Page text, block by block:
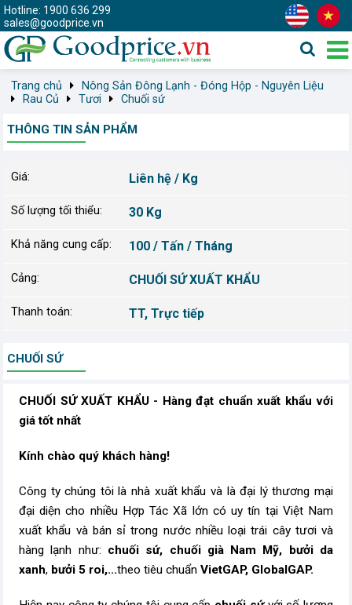
Hotline: 1900 636 299
sales@goodprice.vn
Trang chủ
Nông Sản Đông Lạnh - Đóng Hộp - Nguyên Liệu
Rau Củ
Tươi Chuối sứ
THÔNG TIN SẢN PHẨM
Giá: Liên hệ / Kg
Số lượng tối thiểu: 30 Kg
Khả năng cung cấp: 100 / Tấn / Tháng
Cảng: CHUỐI SỨ XUẤT KHẨU
Thanh toán: TT, Trực tiếp
CHUỐI SỨ
CHUỐI SỨ XUẤT KHẨU - Hàng đạt chuẩn xuất khẩu với
giá tốt nhất
Kính chào quý khách hàng!
Công ty chúng tôi là nhà xuất khẩu và là đại lý thương mại
đại diện cho nhiều Hợp Tác Xã lớn có uy tín tại Việt Nam
xuất khẩu và bán sỉ trong nước nhiều loại trái cây tươi và
hàng lạnh như: chuối sứ, chuối già Nam Mỹ, bưởi da
xanh, bưởi 5 roi,...theo tiêu chuẩn VietGAP, GlobalGAP.